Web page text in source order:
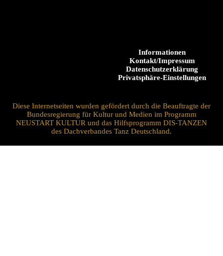
Informationen
Kontakt/Impressum
Datenschutzerklärung
Privatsphäre-Einstellungen
Diese Internetseiten wurden gefördert durch die Beauftragte der
Bundesregierung für Kultur und Medien im Programm
NEUSTART KULTUR und das Hilfsprogramm DIS-TANZEN
des Dachverbandes Tanz Deutschland.